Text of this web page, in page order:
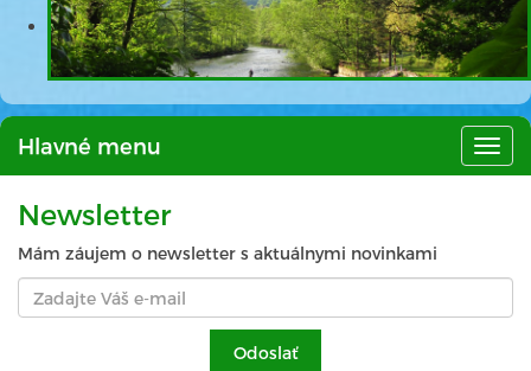
Hlavné menu
Newsletter
Mám záujem o newsletter s aktuálnymi novinkami